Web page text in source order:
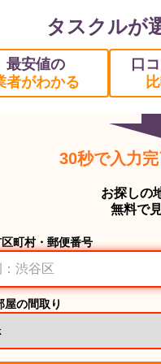
タスクルが
最安値の
者がわかる
口
30秒で入力
お探しの
無料で
町村・郵便番号
の間取り